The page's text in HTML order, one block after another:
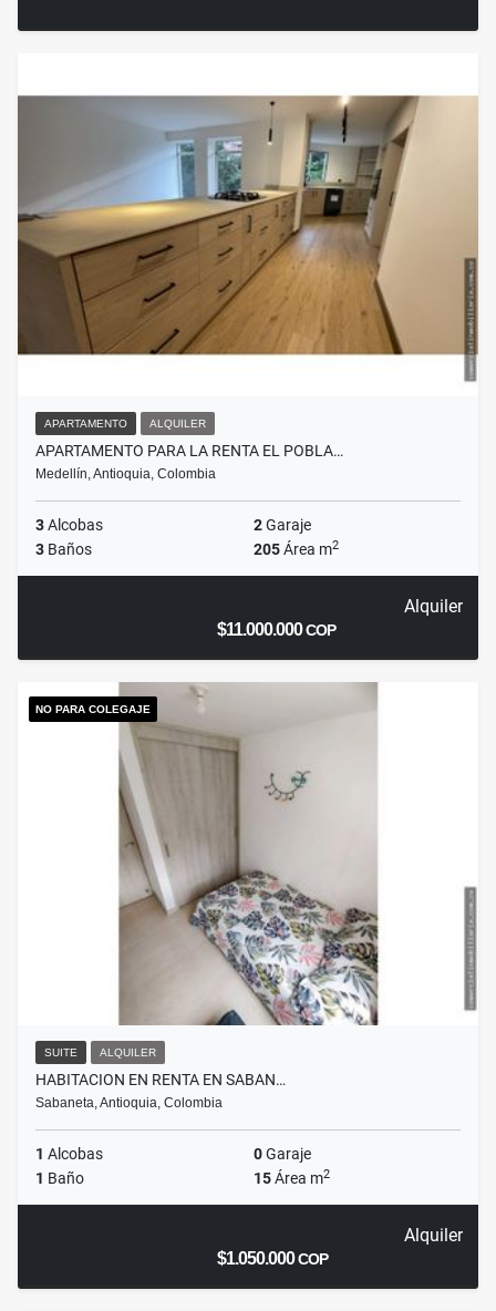
APARTAMENTO ALQUILER
APARTAMENTO PARA LA RENTA EL POBLA…
Medellín, Antioquia, Colombia
3Alcobas 2Garaje
3 Baños 205Área m2
Alquiler
$11.000.000COP
NO PARA COLEGAJE
SUITE ALQUILER
HABITACION EN RENTA EN SABAN…
Sabaneta, Antioquia, Colombia
1 Alcobas 0Garaje
1 Baño 15Área m2
Alquiler
$1.050.000COP